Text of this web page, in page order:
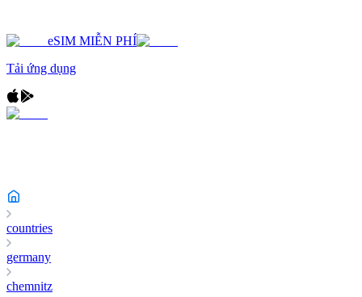
eSIM MIỄN PHÍ
Tải ứng dụng
countries
germany
chemnitz